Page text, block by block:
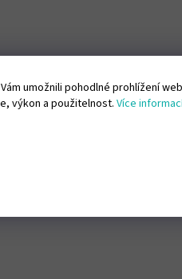
umožnili pohodlné prohlížení
výkon a použitelnost.Více